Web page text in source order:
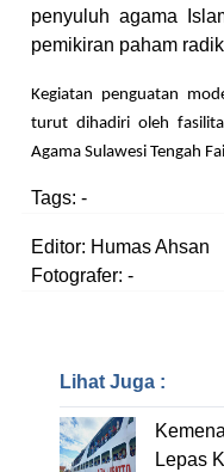
penyuluh agama
pemikiran paham
Kegiatan penguatan
turut dihadiri oleh
Agama Sulawesi Tengah
Tags: -
Editor: Humas Ahsan
Fotografer: -
Lihat Juga :
Lepas